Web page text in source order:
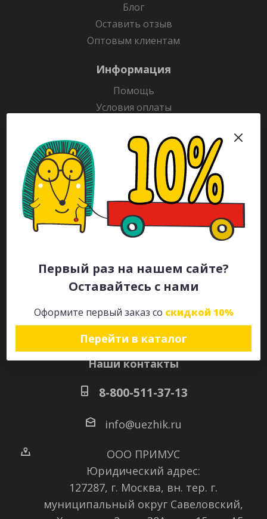
Первый раз на нашем сайте?
Оставайтесь с нами
Оформите первый заказ со скидкой 10%
Перейти в каталог
Блог
Оставить отзыв
Оптовым клиентам
Информация
Помощь
Условия оплаты
Гарантия на товар
Раскраски
Рекламодателям
Каталог
Будьте всегда в курсе!
Наши контакты
8-800-511-37-13
info@uezhik.ru
ООО ПРИМУС
Юридический адрес:
127287, г. Москва, вн. тер. г.
муниципальный округ Савеловский,